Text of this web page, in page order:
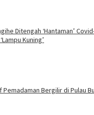
Ditengah ‘Hantaman’
Kuning’
Pemadaman Bergilir di Pulau